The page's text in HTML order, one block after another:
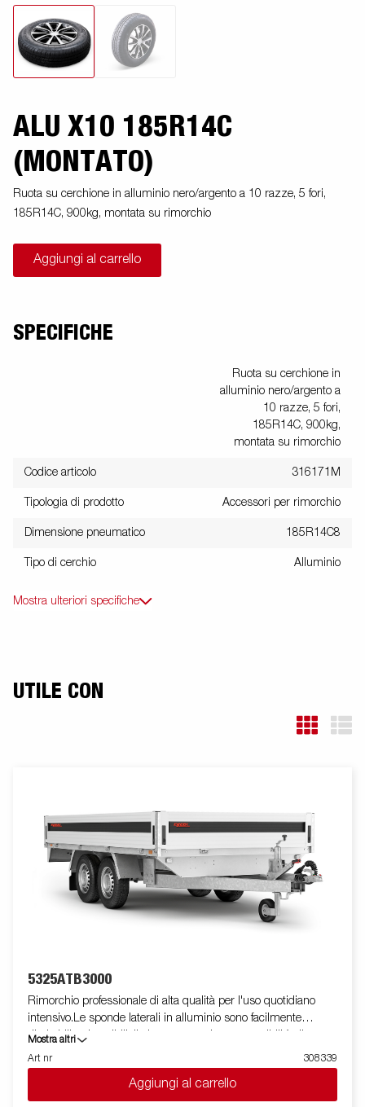
ALU X10 185R14C
(MONTATO)
Ruota su cerchione in alluminio nero/argento a 10 razze, 5 fori,
185R14C, 900kg, montata su rimorchio
Aggiungi al carrello
SPECIFICHE
Ruota su cerchione in
alluminio nero/argento a
10 razze, 5 fori,
185R14C, 900kg,
montata su rimorchio
Codice articolo 316171M
Tipologia di prodotto Accessori per rimorchio
Dimensione pneumatico 185R14C8
Tipo di cerchio Alluminio
Mostra ulteriori specifiche
UTILE CON
5325ATB3000
Rimorchio professionale di alta qualità per l'uso quotidiano
intensivo.Le sponde laterali in alluminio sono facilmente
ribaltabili e rimovibili, il che aumenta le sue possibilità di
utilizzo, trasformandolo da rimorchio cassonato a pianale. I
punti di fissaggio ( max 400 kg carico/per anello)sono perfetti
per assicurare il carico . E' disponibile una vasta gamma di
accessori. Le immagini sono solo a scopo illustrativo e possono
Mostra altri
Art nr
308339
Aggiungi al carrello